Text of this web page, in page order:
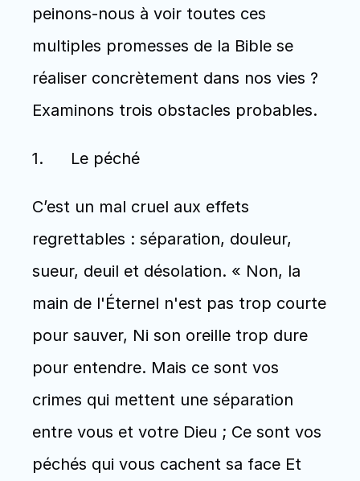
peinons-nous à voir toutes ces
multiples promesses de la Bible se
réaliser concrètement dans nos vies ?
Examinons trois obstacles probables.
1.	Le péché
C’est un mal cruel aux effets
regrettables : séparation, douleur,
sueur, deuil et désolation. « Non, la
main de l'Éternel n'est pas trop courte
pour sauver, Ni son oreille trop dure
pour entendre. Mais ce sont vos
crimes qui mettent une séparation
entre vous et votre Dieu ; Ce sont vos
péchés qui vous cachent sa face Et